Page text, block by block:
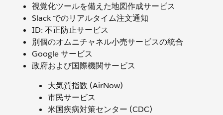
視覚化ツールを備えた地図作成サービス
Slack でのリアルタイム注文通知
ID: 不正防止サービス
別個のオムニチャネル小売サービスの統合
Google サービス
政府および国際機関サービス
大気質指数 (AirNow)
市民サービス
米国疾病対策センター (CDC)